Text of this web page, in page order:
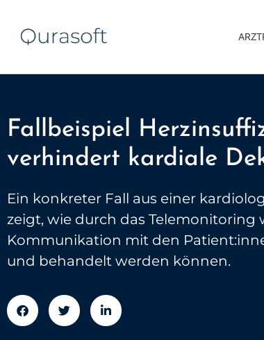
Fallbeispiel
verhindert kardiale
Ein konkreter Fall aus einer
zeigt, wie durch das
Kommunikation mit den
und behandelt werden können.